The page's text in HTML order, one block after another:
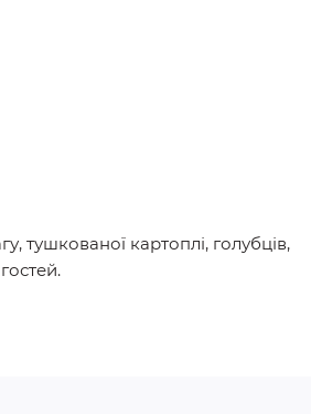
тушкованої картоплі, голубців,